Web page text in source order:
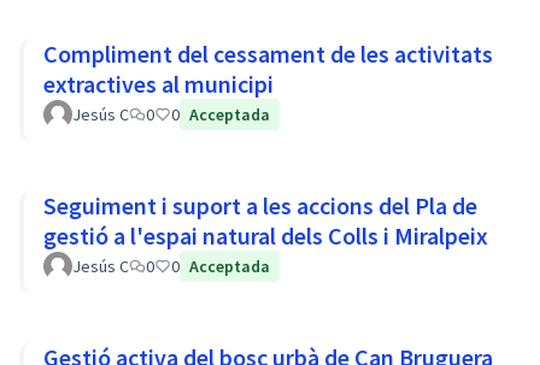
Compliment del cessament de les activitats
extractives al municipi
Jesús C 0 0 Acceptada
Seguiment i suport a les accions del Pla de
gestió a l'espai natural dels Colls i Miralpeix
Jesús C 0 0 Acceptada
Gestió activa del bosc urbà de Can Bruguera